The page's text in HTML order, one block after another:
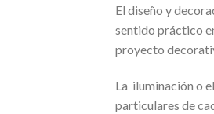
El diseño y
sentido práctico
proyecto
La iluminación o
particulares de